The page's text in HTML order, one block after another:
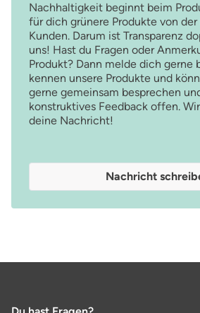
Nachhaltigkeit beginnt beim
für dich grünere Produkte von
Kunden. Darum ist Transparenz
uns! Hast du Fragen oder
Produkt? Dann melde dich gerne
kennen unsere Produkte und
gerne gemeinsam besprechen
konstruktives Feedback offen.
deine Nachricht!
Nachricht